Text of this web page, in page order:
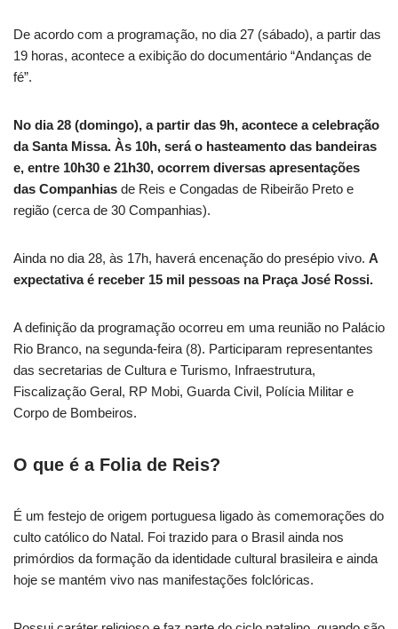
De acordo com a programação, no dia 27 (sábado), a partir das
19 horas, acontece a exibição do documentário “Andanças de
fé”.
No dia 28 (domingo), a partir das 9h, acontece a celebração
da Santa Missa. Às 10h, será o hasteamento das bandeiras
e, entre 10h30 e 21h30, ocorrem diversas apresentações
das Companhias de Reis e Congadas de Ribeirão Preto e
região (cerca de 30 Companhias).
Ainda no dia 28, às 17h, haverá encenação do presépio vivo. A
expectativa é receber 15 mil pessoas na Praça José Rossi.
A definição da programação ocorreu em uma reunião no Palácio
Rio Branco, na segunda-feira (8). Participaram representantes
das secretarias de Cultura e Turismo, Infraestrutura,
Fiscalização Geral, RP Mobi, Guarda Civil, Polícia Militar e
Corpo de Bombeiros.
O que é a Folia de Reis?
É um festejo de origem portuguesa ligado às comemorações do
culto católico do Natal. Foi trazido para o Brasil ainda nos
primórdios da formação da identidade cultural brasileira e ainda
hoje se mantém vivo nas manifestações folclóricas.